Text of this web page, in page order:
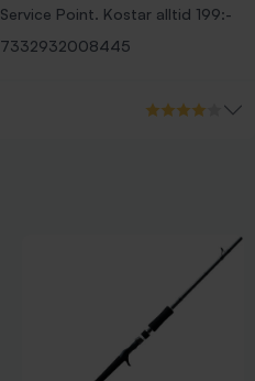
Service Point. Kostar alltid 199:-
7332932008445